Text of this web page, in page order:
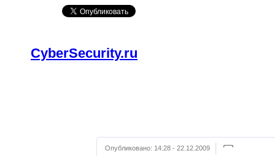
CyberSecurity.ru
Опубликовано: 14:28 - 22.12.2009